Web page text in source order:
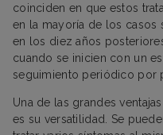
coinciden en que estos
en la mayoría de los casos
en los diez años
cuando se inicien con un
seguimiento periódico por
Una de las grandes
es su versatilidad. Se